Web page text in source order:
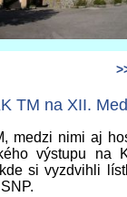
TM na XII.
medzi nimi aj
výstupu
si vyzdvihli